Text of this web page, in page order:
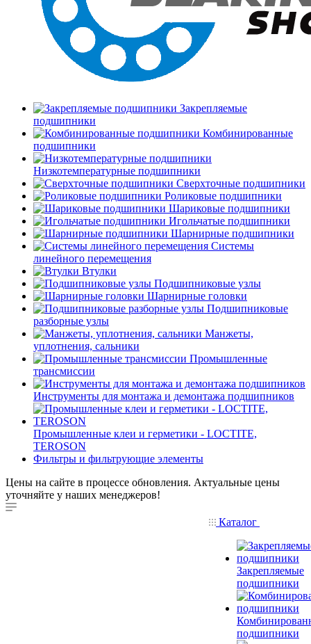
Закрепляемые
подшипники
Комбинированные
подшипники
Низкотемпературные подшипники
Сверхточные подшипники
Роликовые подшипники
Шариковые подшипники
Игольчатые подшипники
Шарнирные подшипники
Системы
линейного перемещения
Втулки
Подшипниковые узлы
Шарнирные головки
Подшипниковые
разборные узлы
Манжеты,
уплотнения, сальники
Промышленные
трансмиссии
Инструменты для монтажа и демонтажа подшипников
Промышленные клеи и герметики - LOCTITE,
TEROSON
Фильтры и фильтрующие элементы
Цены на сайте в процессе обновления. Актуальные цены
уточняйте у наших менеджеров!
Каталог
Закрепляемые
подшипники
подшипники